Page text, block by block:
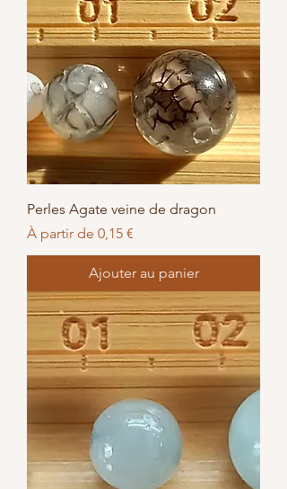
Perles Agate veine de dragon
À partir de 0,15 €
Prix promotionnel
Ajouter au panier